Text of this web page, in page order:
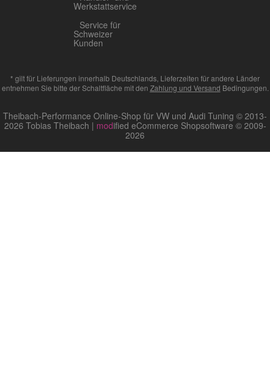
Werkstattservice
Service für
Schweizer
Kunden
* gilt für Lieferungen innerhalb Deutschlands, Lieferzeiten für andere Länder
entnehmen Sie bitte der Schaltfläche mit den Zahlung und Versand Bedingungen.
Theibach-Performance Online-Shop für VW und Audi Tuning © 2013-
2026 Tobias Theibach | modified eCommerce Shopsoftware © 2009-
2026